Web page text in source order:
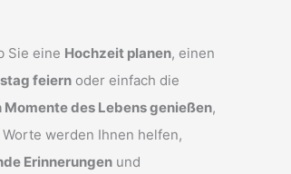
Sie eine Hochzeit planen, einen
feiern oder einfach die
Momente des Lebens genießen,
werden Ihnen helfen,
Erinnerungen und